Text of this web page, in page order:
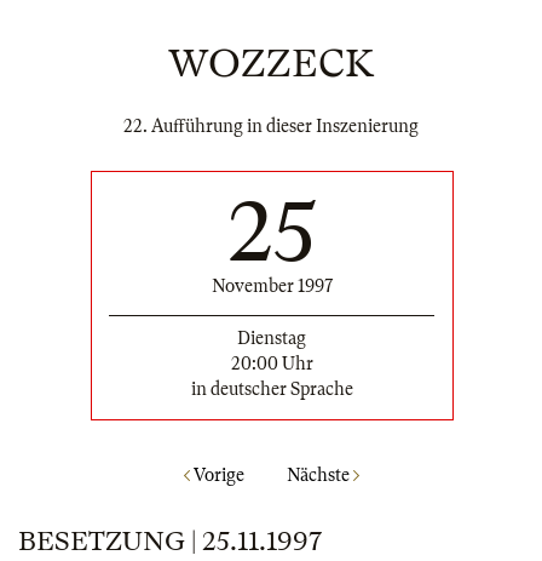
WOZZECK
22. Aufführung in dieser Inszenierung
25
November 1997
Dienstag
20:00 Uhr
in deutscher Sprache
Vorige Nächste
BESETZUNG | 25.11.1997